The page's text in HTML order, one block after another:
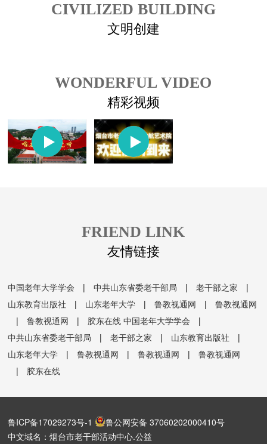
CIVILIZED BUILDING
文明创建
WONDERFUL VIDEO
精彩视频
FRIEND LINK
友情链接
中国老年大学学会 |中共山东省委老干部局 |老干部之家 |
山东教育出版社 | 山东老年大学 |鲁教视通网 |鲁教视通网
|鲁教视通网 | 胶东在线 中国老年大学学会 |
中共山东省委老干部局 |老干部之家 | 山东教育出版社 |
山东老年大学 |鲁教视通网 |鲁教视通网 |鲁教视通网
| 胶东在线
鲁ICP备17029273号-1
鲁公网安备 37060202000410号
中文域名：烟台市老干部活动中心.公益